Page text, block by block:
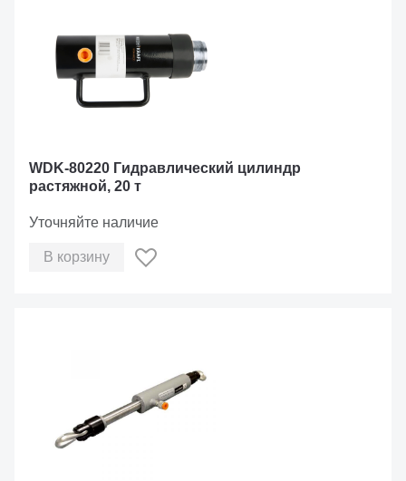
WDK-80220 Гидравлический цилиндр
растяжной, 20 т
Уточняйте наличие
В корзину